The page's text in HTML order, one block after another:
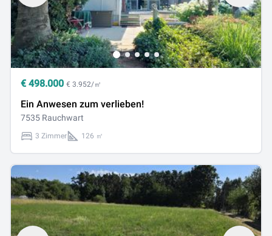
€ 498.000 € 3.952/㎡
Ein Anwesen zum verlieben!
7535 Rauchwart
3 Zimmer 126 ㎡